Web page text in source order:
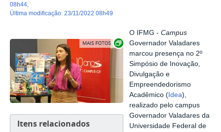
08h44
última modificação: 23/11/2022 08h49
Exibir carrossel de imagens
Itens relacionados
O IFMG -Campus
Governador Valadares
marcou presença no 2º
Simpósio de Inovação,
Divulgação e
Empreendedorismo
Acadêmico ( Idea),
realizado pelo campus
Governador Valadares da
Universidade Federal de